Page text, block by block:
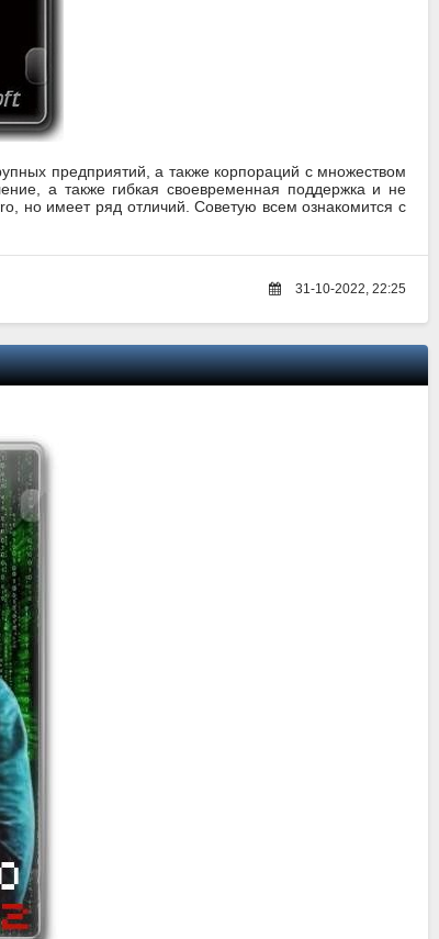
предприятий, а также корпораций с множеством
а также гибкая своевременная поддержка и не
но имеет ряд отличий. Советую всем ознакомится с
31-10-2022, 22:25